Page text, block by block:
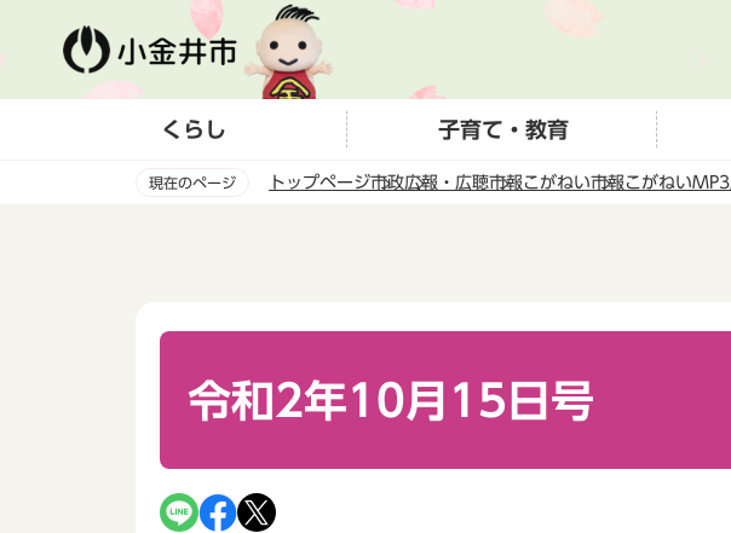
ー
くらし 子育て・教育
現在のページ トップページ市政広報・広聴市報こがねい市報こがねい
令和2年10月15日号